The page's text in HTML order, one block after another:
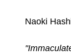
Naoki